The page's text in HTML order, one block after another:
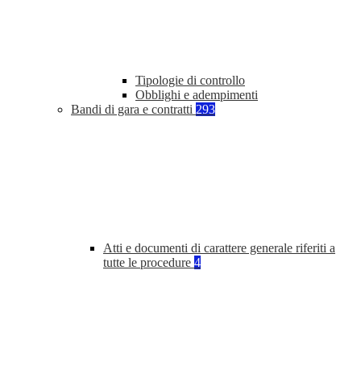
Tipologie di controllo
Obblighi e adempimenti
Bandi di gara e contratti 293
Atti e documenti di carattere generale riferiti a
tutte le procedure 4